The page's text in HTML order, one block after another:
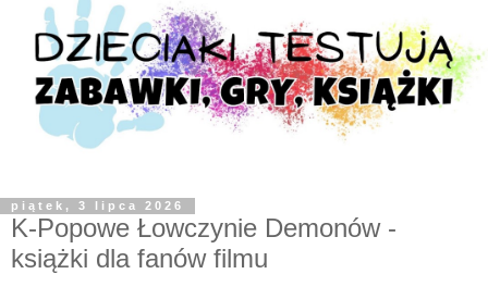
piątek, 3 lipca 2026
K-Popowe Łowczynie Demonów -
książki dla fanów filmu